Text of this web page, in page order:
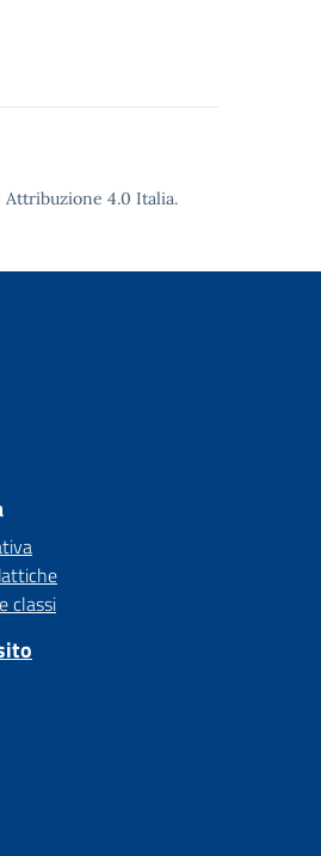
Attribuzione 4.0 Italia.
classi